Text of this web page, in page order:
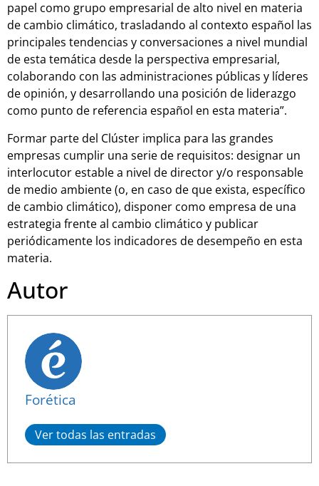
papel como grupo empresarial de alto nivel en materia
de cambio climático, trasladando al contexto español las
principales tendencias y conversaciones a nivel mundial
de esta temática desde la perspectiva empresarial,
colaborando con las administraciones públicas y líderes
de opinión, y desarrollando una posición de liderazgo
como punto de referencia español en esta materia”.
Formar parte del Clúster implica para las grandes
empresas cumplir una serie de requisitos: designar un
interlocutor estable a nivel de director y/o responsable
de medio ambiente (o, en caso de que exista, específico
de cambio climático), disponer como empresa de una
estrategia frente al cambio climático y publicar
periódicamente los indicadores de desempeño en esta
materia.
Autor
Forética
Ver todas las entradas